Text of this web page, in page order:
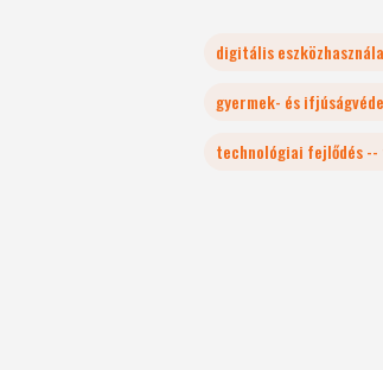
digitális
gyermek- és
technológiai fejlődés